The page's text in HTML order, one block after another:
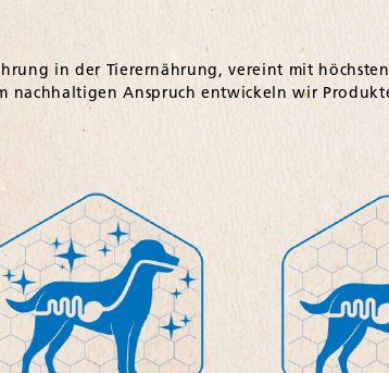
in der Tierernährung, vereint mit
nachhaltigen Anspruch entwickeln wir